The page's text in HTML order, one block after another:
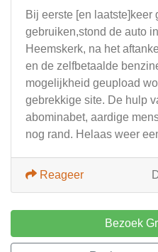
Bij eerste [en laatste]keer
gebruiken,stond de auto
Heemskerk, na het
en de zelfbetaalde
mogelijkheid geupload
gebrekkige site. De hulp
abominabet, aardige
nog rand. Helaas weer
Reageer
Bezoek